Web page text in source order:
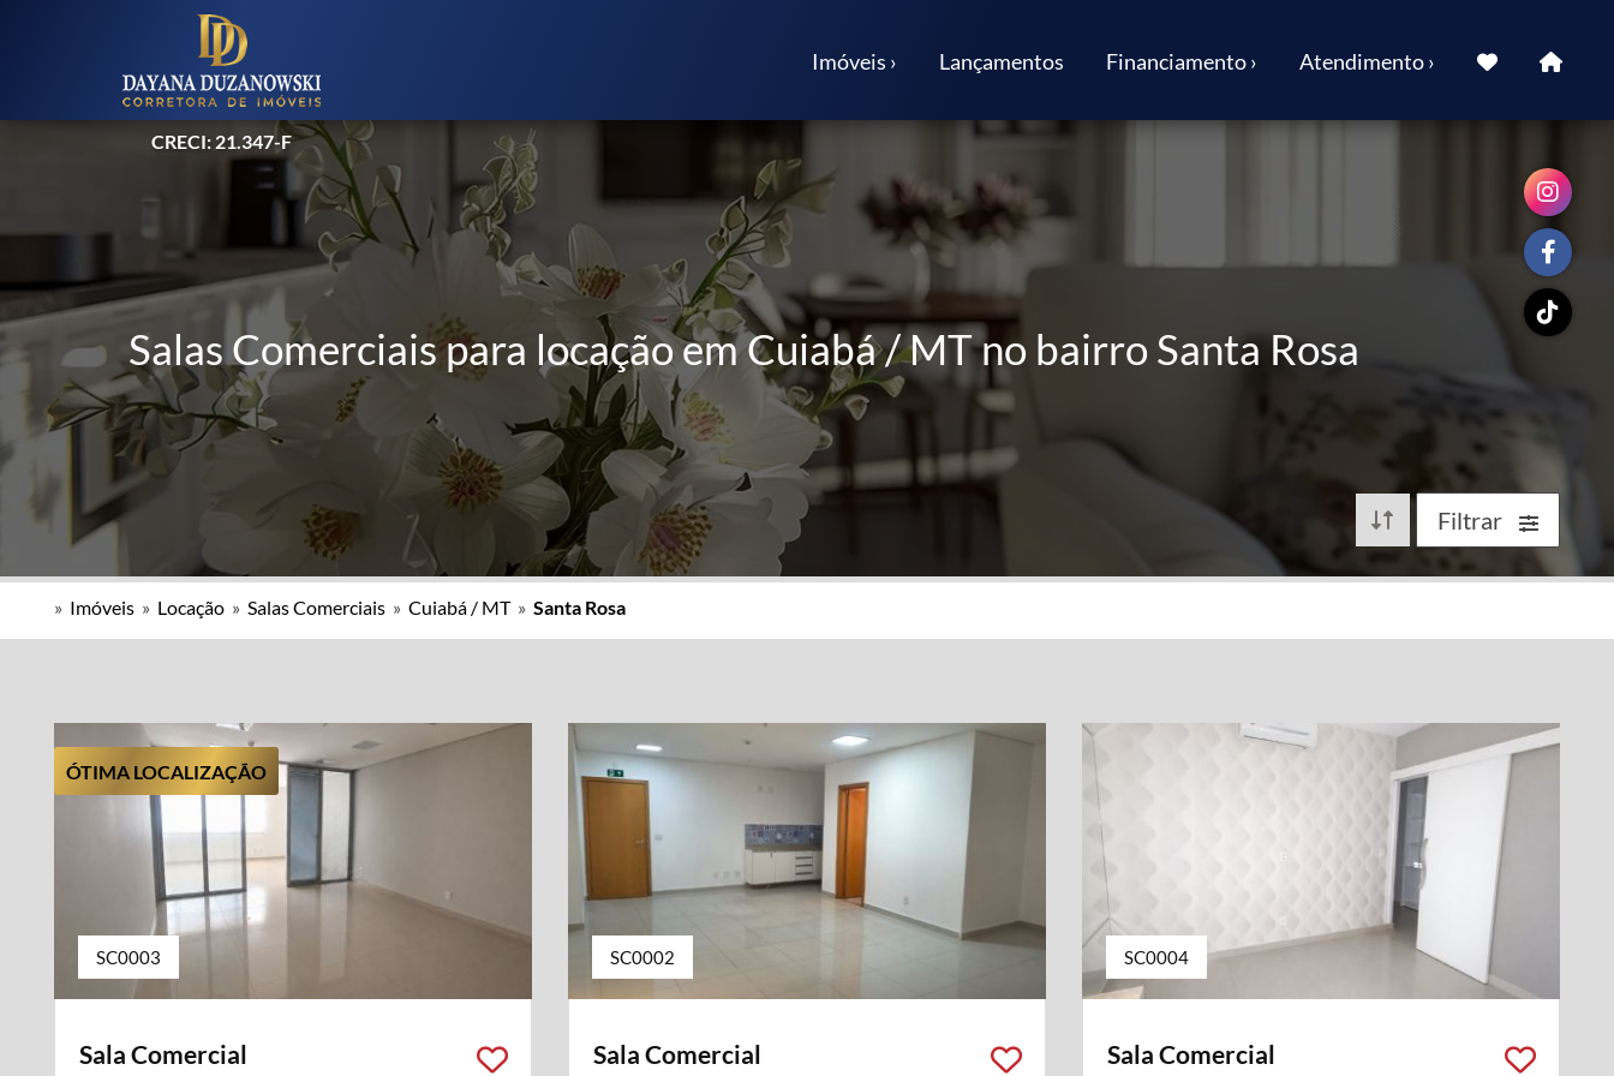
CRECI: 21.347-F
Imóveis › Lançamentos Financiamento › Atendimento ›
Salas Comerciais para locação em Cuiabá / MT no bairro Santa Rosa
Filtrar
» Imóveis » Locação » Salas Comerciais » Cuiabá / MT» Santa Rosa
ÓTIMA LOCALIZAÇÃO
SC0003
Sala Comercial
SC0002
Sala Comercial
SC0004
Sala Comercial